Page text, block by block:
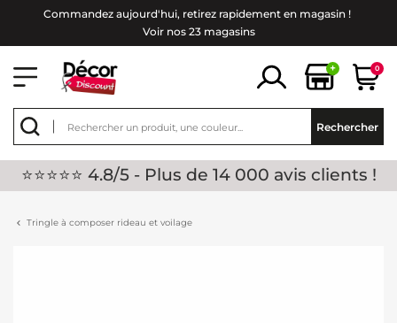
Commandez aujourd'hui, retirez rapidement en magasin !
Voir nos 23 magasins
+ 0
Rechercher
⭐⭐⭐⭐⭐ 4.8/5 - Plus de 14 000 avis clients !
Tringle à composer rideau et voilage